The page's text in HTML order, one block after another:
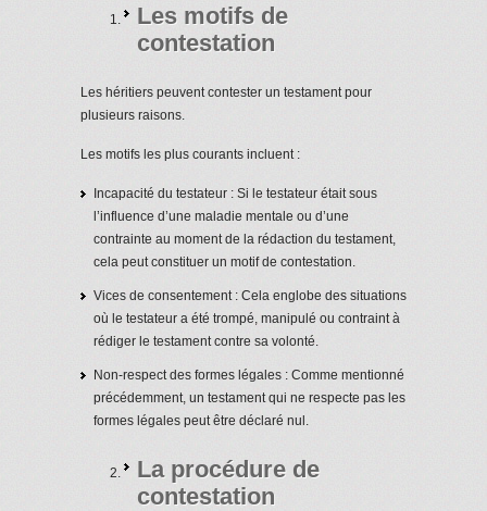
Les motifs de
contestation
Les héritiers peuvent contester un testament pour
plusieurs raisons.
Les motifs les plus courants incluent :
Incapacité du testateur : Si le testateur était sous
l’influence d’une maladie mentale ou d’une
contrainte au moment de la rédaction du testament,
cela peut constituer un motif de contestation.
Vices de consentement : Cela englobe des situations
où le testateur a été trompé, manipulé ou contraint à
rédiger le testament contre sa volonté.
Non-respect des formes légales : Comme mentionné
précédemment, un testament qui ne respecte pas les
formes légales peut être déclaré nul.
La procédure de
contestation